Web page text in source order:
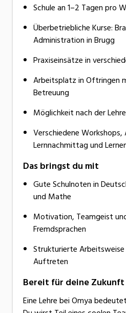
Schule an 1–2 Tagen pro
Überbetriebliche Kurse:
Administration in Brugg
Praxiseinsätze in
Arbeitsplatz in Oftringen
Betreuung
Möglichkeit nach der
Verschiedene Workshops,
Lernnachmittag und
Das bringst du mit
Gute Schulnoten in
und Mathe
Motivation, Teamgeist
Fremdsprachen
Strukturierte
Auftreten
Bereit für deine Zukunft
Eine Lehre bei Omya